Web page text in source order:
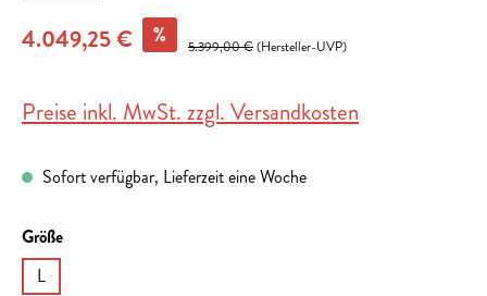
4.049,25 € % 5.399,00 €(Hersteller-UVP)
Preise inkl. MwSt. zzgl. Versandkosten
Sofort verfügbar, Lieferzeit eine Woche
Größeauswählen
L